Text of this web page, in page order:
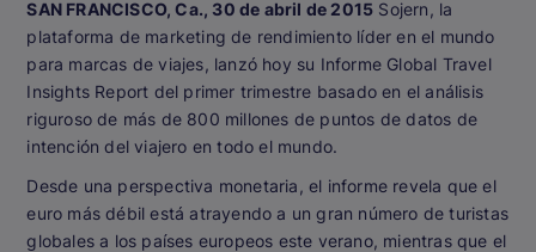
SAN FRANCISCO, Ca., 30 de abril de 2015 Sojern, la
plataforma de marketing de rendimiento líder en el mundo
para marcas de viajes, lanzó hoy su Informe Global Travel
Insights Report del primer trimestre basado en el análisis
riguroso de más de 800 millones de puntos de datos de
intención del viajero en todo el mundo.
Desde una perspectiva monetaria, el informe revela que el
euro más débil está atrayendo a un gran número de turistas
globales a los países europeos este verano, mientras que el